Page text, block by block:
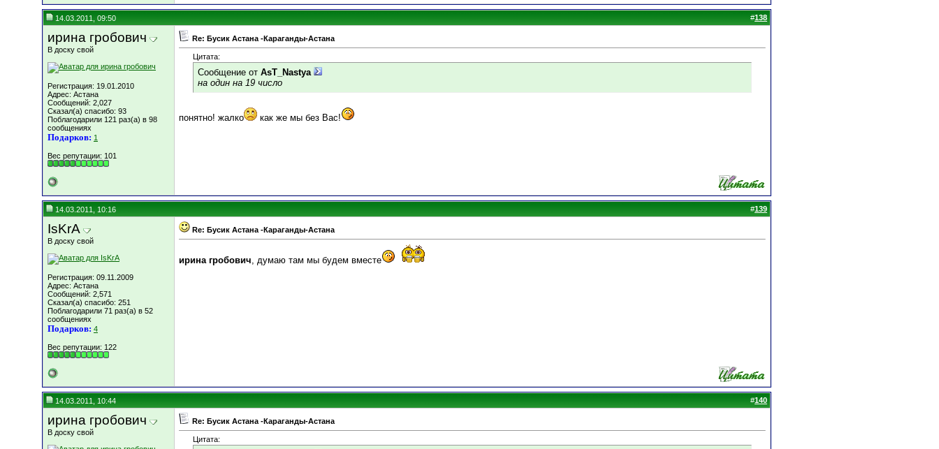
14.03.2011, 09:50 #138
ирина гробович
В доску свой
Регистрация: 19.01.2010
Адрес: Астана
Сообщений: 2,027
Сказал(а) спасибо: 93
Поблагодарили 121 раз(а) в 98
сообщениях
Подарков: 1
Вес репутации: 101
Re: Бусик Астана -Караганды-Астана
Цитата:
Сообщение от AsT_Nastya
на один на 19 число
понятно! жалко как же мы без Вас!
14.03.2011, 10:16 #139
IsKrA
В доску свой
Регистрация: 09.11.2009
Адрес: Астана
Сообщений: 2,571
Сказал(а) спасибо: 251
Поблагодарили 71 раз(а) в 52
сообщениях
Подарков: 4
Вес репутации: 122
Re: Бусик Астана -Караганды-Астана
ирина гробович, думаю там мы будем вместе
14.03.2011, 10:44 #140
ирина гробович
В доску свой
Re: Бусик Астана -Караганды-Астана
Цитата: